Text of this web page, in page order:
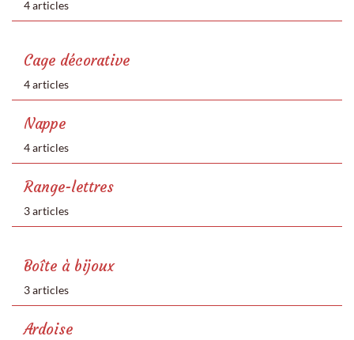
4 articles
Cage décorative
4 articles
Nappe
4 articles
Range-lettres
3 articles
Boîte à bijoux
3 articles
Ardoise